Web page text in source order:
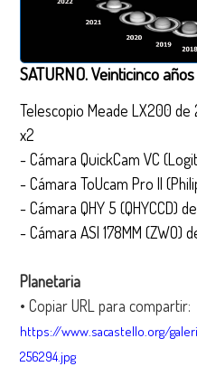
SATURNO. Veinticinco
Telescopio Meade LX200
x2
- Cámara QuickCam VC
- Cámara ToUcam Pro II
- Cámara QHY 5 (QHYCCD)
- Cámara ASI 178MM (ZWO)
Planetaria
• Copiar URL para compartir:
https://www.sacastello.org/
256294.jpg